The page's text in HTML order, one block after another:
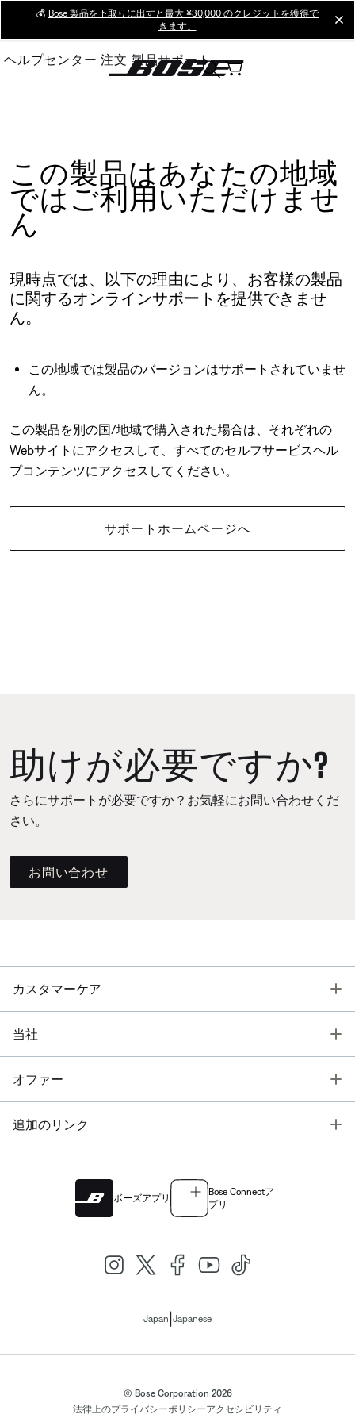
Main
💰 Bose 製品を下取りに出すと最大 ¥30,000 のクレジットを獲得で
きます。
ヘルプセンター 注文 製品サポート
この製品はあなたの地域
ではご利用いただけませ
ん
現時点では、以下の理由により、お客様の製品
に関するオンラインサポートを提供できませ
ん。
この地域では製品のバージョンはサポートされていませ
ん。
この製品を別の国/地域で購入された場合は、それぞれの
Webサイトにアクセスして、すべてのセルフサービスヘル
プコンテンツにアクセスしてください。
サポートホームページへ
助けが必要ですか?
さらにサポートが必要ですか？お気軽にお問い合わせくだ
さい。
お問い合わせ
カスタマーケア
当社
オファー
追加のリンク
ボーズアプリ
Bose Connectア
プリ
Japan Japanese
© Bose Corporation 2026
法律上のプライバシーポリシーアクセシビリティ